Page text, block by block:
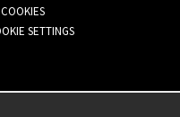
SETTINGS